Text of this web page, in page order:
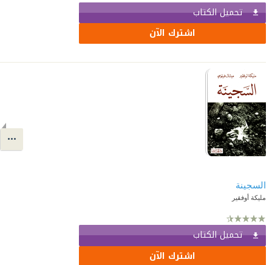
تحميل الكتاب
اشترك الآن
السجينة
مليكة أوفقير
تحميل الكتاب
اشترك الآن